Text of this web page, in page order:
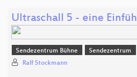
Ultraschall 5 - eine
Sendezentrum Bühne Sendezentrum
Ralf Stockmann